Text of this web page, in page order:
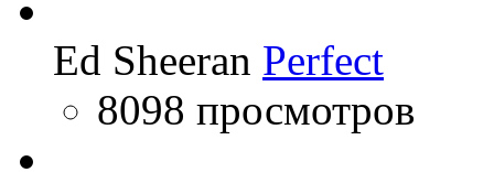
Ed Sheeran Perfect
8098 просмотров